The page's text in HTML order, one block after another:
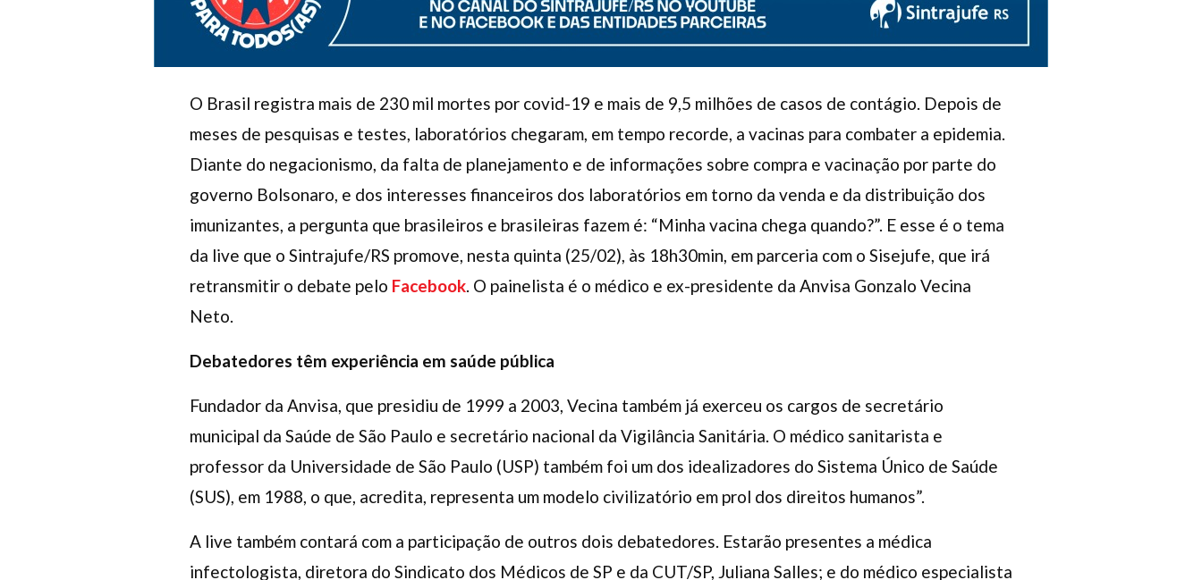
O Brasil registra mais de 230 mil mortes por covid-19 e mais de 9,5 milhões de casos de contágio. Depois de
meses de pesquisas e testes, laboratórios chegaram, em tempo recorde, a vacinas para combater a epidemia.
Diante do negacionismo, da falta de planejamento e de informações sobre compra e vacinação por parte do
governo Bolsonaro, e dos interesses financeiros dos laboratórios em torno da venda e da distribuição dos
imunizantes, a pergunta que brasileiros e brasileiras fazem é: “Minha vacina chega quando?”. E esse é o tema
da live que o Sintrajufe/RS promove, nesta quinta (25/02), às 18h30min, em parceria com o Sisejufe, que irá
retransmitir o debate pelo Facebook. O painelista é o médico e ex-presidente da Anvisa Gonzalo Vecina
Neto.
Debatedores têm experiência em saúde pública
Fundador da Anvisa, que presidiu de 1999 a 2003, Vecina também já exerceu os cargos de secretário
municipal da Saúde de São Paulo e secretário nacional da Vigilância Sanitária. O médico sanitarista e
professor da Universidade de São Paulo (USP) também foi um dos idealizadores do Sistema Único de Saúde
(SUS), em 1988, o que, acredita, representa um modelo civilizatório em prol dos direitos humanos”.
A live também contará com a participação de outros dois debatedores. Estarão presentes a médica
infectologista, diretora do Sindicato dos Médicos de SP e da CUT/SP, Juliana Salles; e do médico especialista